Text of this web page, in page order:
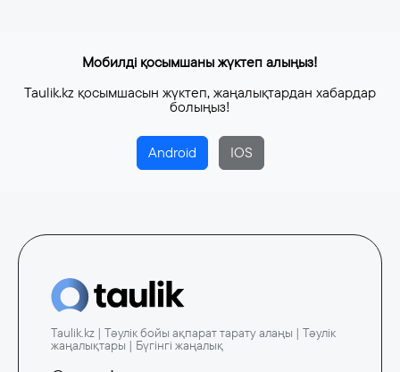
Мобилді қосымшаны жүктеп алыңыз!
Taulik.kz қосымшасын жүктеп, жаңалықтардан хабардар
болыңыз!
Android IOS
Taulik.kz | Тәулік бойы ақпарат тарату алаңы | Тәулік
жаңалықтары | Бүгінгі жаңалық